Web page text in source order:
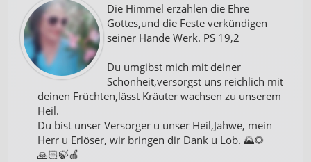
Die Himmel erzählen die Ehre
Gottes,und die Feste verkündigen
seiner Hände Werk. PS 19,2
Du umgibst mich mit deiner
Schönheit,versorgst uns reichlich mit
deinen Früchten,lässt Kräuter wachsen zu unserem
Heil.
Du bist unser Versorger u unser Heil,Jahwe, mein
Herr u Erlöser, wir bringen dir Dank u Lob. 🌄🌻
🙏🏻🍃🍎